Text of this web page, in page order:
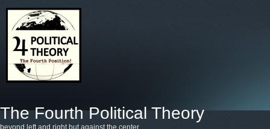
The Fourth Political Theory
beyond left and right but against the center